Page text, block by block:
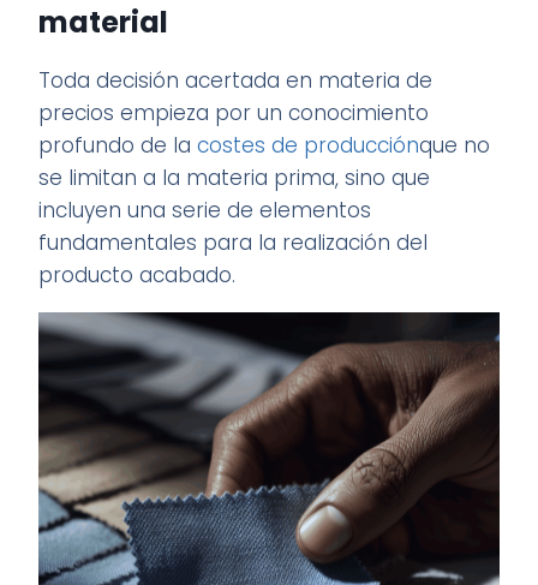
material
Toda decisión acertada en materia de
precios empieza por un conocimiento
profundo de lacostes de producciónque no
se limitan a la materia prima, sino que
incluyen una serie de elementos
fundamentales para la realización del
producto acabado.